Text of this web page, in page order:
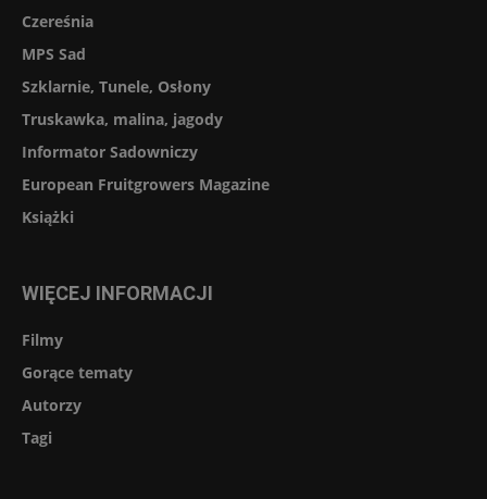
Czereśnia
MPS Sad
Szklarnie, Tunele, Osłony
Truskawka, malina, jagody
Informator Sadowniczy
European Fruitgrowers Magazine
Książki
WIĘCEJ INFORMACJI
Filmy
Gorące tematy
Autorzy
Tagi